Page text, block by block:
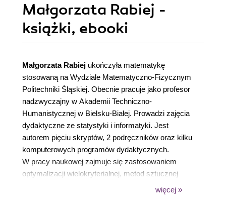
Małgorzata Rabiej -
książki, ebooki
Małgorzata Rabiej ukończyła matematykę
stosowaną na Wydziale Matematyczno-Fizycznym
Politechniki Śląskiej. Obecnie pracuje jako profesor
nadzwyczajny w Akademii Techniczno-
Humanistycznej w Bielsku-Białej. Prowadzi zajęcia
dydaktyczne ze statystyki i informatyki. Jest
autorem pięciu skryptów, 2 podręczników oraz kilku
komputerowych programów dydaktycznych.
W pracy naukowej zajmuje się zastosowaniem
optymalizacji wielokryterialnej, metod sztucznej
inteligencji oraz metod statystycznych do analizy
więcej »